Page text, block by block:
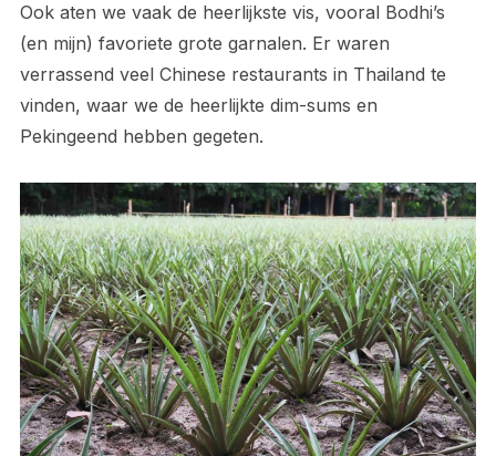
Ook aten we vaak de heerlijkste vis, vooral Bodhi’s
(en mijn) favoriete grote garnalen. Er waren
verrassend veel Chinese restaurants in Thailand te
vinden, waar we de heerlijkte dim-sums en
Pekingeend hebben gegeten.